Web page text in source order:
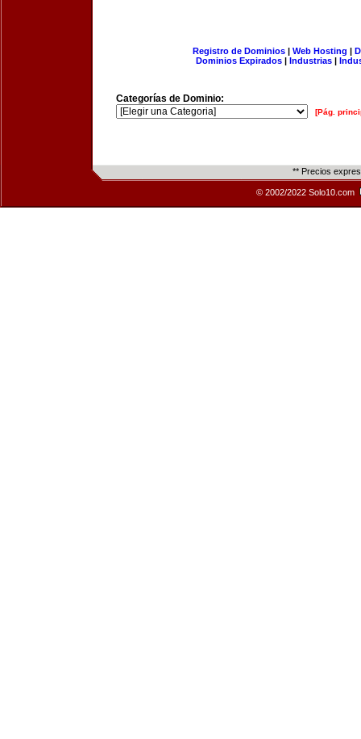
Registro de Dominios| Web Hosting |
Dominios Expirados | Industrias |
Categorías de Dominio:
[Pág.
** Precios
© 2002/2022 Solo10.com